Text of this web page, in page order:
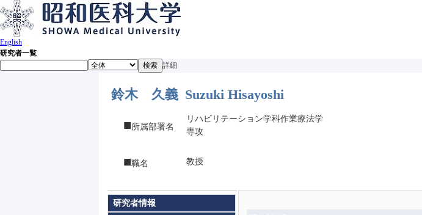
English
研究者一覧
検索 詳細
鈴木 久義 Suzuki Hisayoshi
■所属部署名
リハビリテーション学科作業療法学
専攻
■職名 教授
研究者情報